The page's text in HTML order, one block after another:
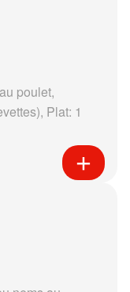
poulet,
Plat: 1